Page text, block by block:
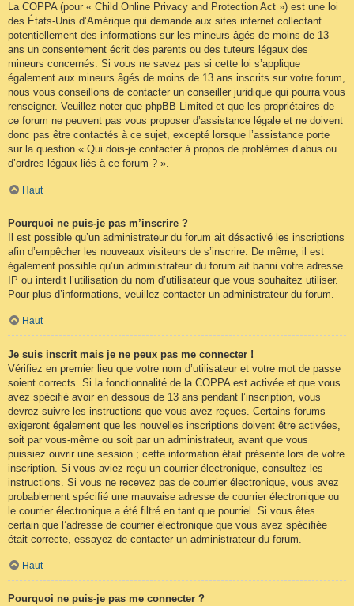
La COPPA (pour « Child Online Privacy and Protection Act ») est une loi
des États-Unis d’Amérique qui demande aux sites internet collectant
potentiellement des informations sur les mineurs âgés de moins de 13
ans un consentement écrit des parents ou des tuteurs légaux des
mineurs concernés. Si vous ne savez pas si cette loi s’applique
également aux mineurs âgés de moins de 13 ans inscrits sur votre forum,
nous vous conseillons de contacter un conseiller juridique qui pourra vous
renseigner. Veuillez noter que phpBB Limited et que les propriétaires de
ce forum ne peuvent pas vous proposer d’assistance légale et ne doivent
donc pas être contactés à ce sujet, excepté lorsque l’assistance porte
sur la question « Qui dois-je contacter à propos de problèmes d’abus ou
d’ordres légaux liés à ce forum ? ».
Haut
Pourquoi ne puis-je pas m’inscrire ?
Il est possible qu’un administrateur du forum ait désactivé les inscriptions
afin d’empêcher les nouveaux visiteurs de s’inscrire. De même, il est
également possible qu’un administrateur du forum ait banni votre adresse
IP ou interdit l’utilisation du nom d’utilisateur que vous souhaitez utiliser.
Pour plus d’informations, veuillez contacter un administrateur du forum.
Haut
Je suis inscrit mais je ne peux pas me connecter !
Vérifiez en premier lieu que votre nom d’utilisateur et votre mot de passe
soient corrects. Si la fonctionnalité de la COPPA est activée et que vous
avez spécifié avoir en dessous de 13 ans pendant l’inscription, vous
devrez suivre les instructions que vous avez reçues. Certains forums
exigeront également que les nouvelles inscriptions doivent être activées,
soit par vous-même ou soit par un administrateur, avant que vous
puissiez ouvrir une session ; cette information était présente lors de votre
inscription. Si vous aviez reçu un courrier électronique, consultez les
instructions. Si vous ne recevez pas de courrier électronique, vous avez
probablement spécifié une mauvaise adresse de courrier électronique ou
le courrier électronique a été filtré en tant que pourriel. Si vous êtes
certain que l’adresse de courrier électronique que vous avez spécifiée
était correcte, essayez de contacter un administrateur du forum.
Haut
Pourquoi ne puis-je pas me connecter ?